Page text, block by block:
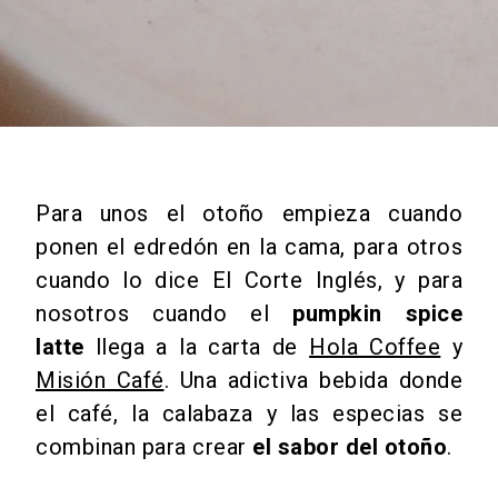
Para unos el otoño empieza cuando
ponen el edredón en la cama, para otros
cuando lo dice El Corte Inglés, y para
nosotros cuando el pumpkin spice
latte llega a la carta de Hola Coffee y
Misión Café. Una adictiva bebida donde
el café, la calabaza y las especias se
combinan para crear el sabor del otoño.